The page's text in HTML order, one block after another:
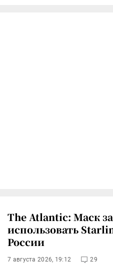
The Atlantic: Маск
использовать
России
7 августа 2026, 19:12 29